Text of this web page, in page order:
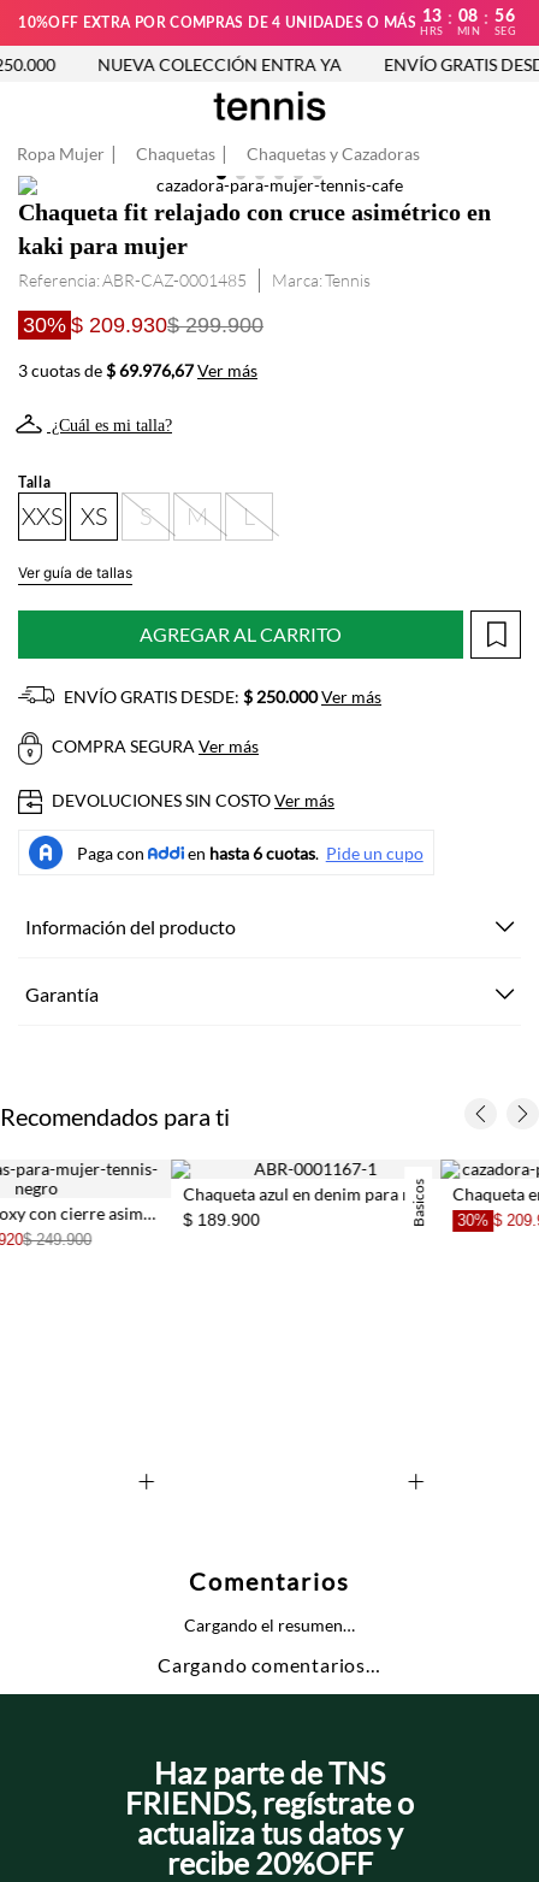
10%OFF EXTRA POR COMPRAS DE 4 UNIDADES O MÁS 13
HRS
: 08
MIN
: 56
SEG
NUEVA COLECCIÓN ENTRA YA ENVÍO GRATIS
Ropa Mujer Chaquetas Chaquetas y Cazadoras
Chaqueta fit relajado con cruce asimétrico en
kaki para mujer
Referencia:ABR-CAZ-0001485 Tennis
30% $ 209.930$ 299.900
3 cuotas de$ 69.976,67Ver más
¿Cuál es mi talla?
Talla
XXS XS S M L
Ver guía de tallas
AGREGAR AL CARRITO
ENVÍO GRATIS DESDE: $ 250.000Ver más
COMPRA SEGURA Ver más
DEVOLUCIONES SIN COSTOVer más
Información del producto
Garantía
Recomendados para ti
para mujer Basicos
Chaqueta azul en denim para mujer
$ 189.900
Chaqueta entallada con cuello XL
$ 299.900
Comentarios
Cargando el resumen…
Cargando comentarios…
Haz parte de TNS
FRIENDS, regístrate o
actualiza tus datos y
recibe 20%OFF